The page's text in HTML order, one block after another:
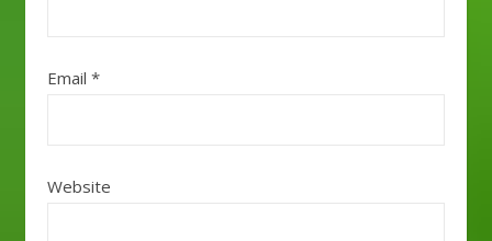
Email *
Website